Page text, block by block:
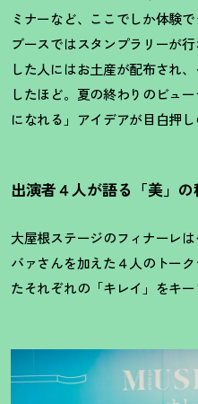
ミナーなど、ここでしか体験
ブースではスタンプラリーが
した人にはお土産が配布され
したほど。夏の終わりのビュ
になれる」アイデアが目白押し
出演者４人が語る「美」
大屋根ステージのフィナーレ
バァさんを加えた４人のトー
たそれぞれの「キレイ」をキ